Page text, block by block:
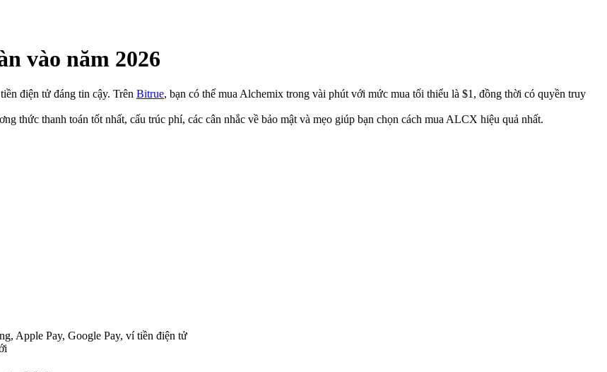
vào năm 2026
điện tử đáng tin cậy. Trên Bitrue, bạn có thể mua Alchemix trong vài phút với mức mua tối thiểu là $1, đồng thời có quyền truy
thức thanh toán tốt nhất, cấu trúc phí, các cân nhắc về bảo mật và mẹo giúp bạn chọn cách mua ALCX hiệu quả nhất.
Apple Pay, Google Pay, ví tiền điện tử